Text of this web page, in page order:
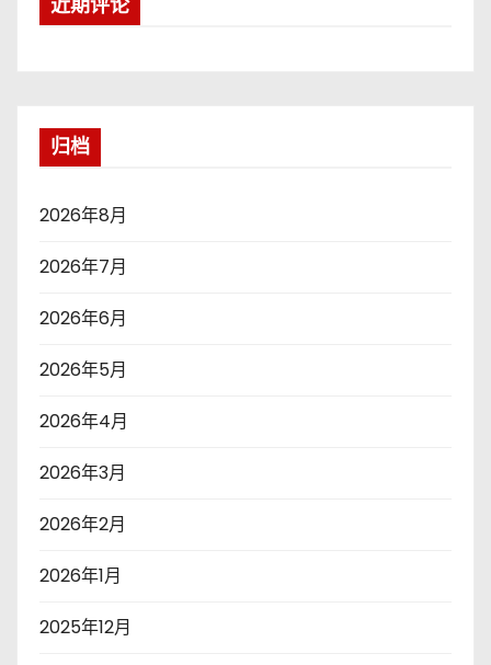
近期评论
归档
2026年8月
2026年7月
2026年6月
2026年5月
2026年4月
2026年3月
2026年2月
2026年1月
2025年12月